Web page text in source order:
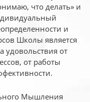
что делать» и
и
Школы является
удовольствия от
от работы
Мышления